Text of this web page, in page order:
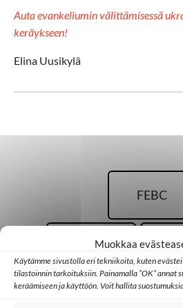
Muokkaa
Käytämme sivustolla eri tekniikoita, kuten
tilastoinnin tarkoituksiin. Painamalla ”OK” annat
keräämiseen ja käyttöön. Voit hallita
Auta evankeliumin välittämisessä
keräykseen!
Elina Uusikylä
FEBC
Radio